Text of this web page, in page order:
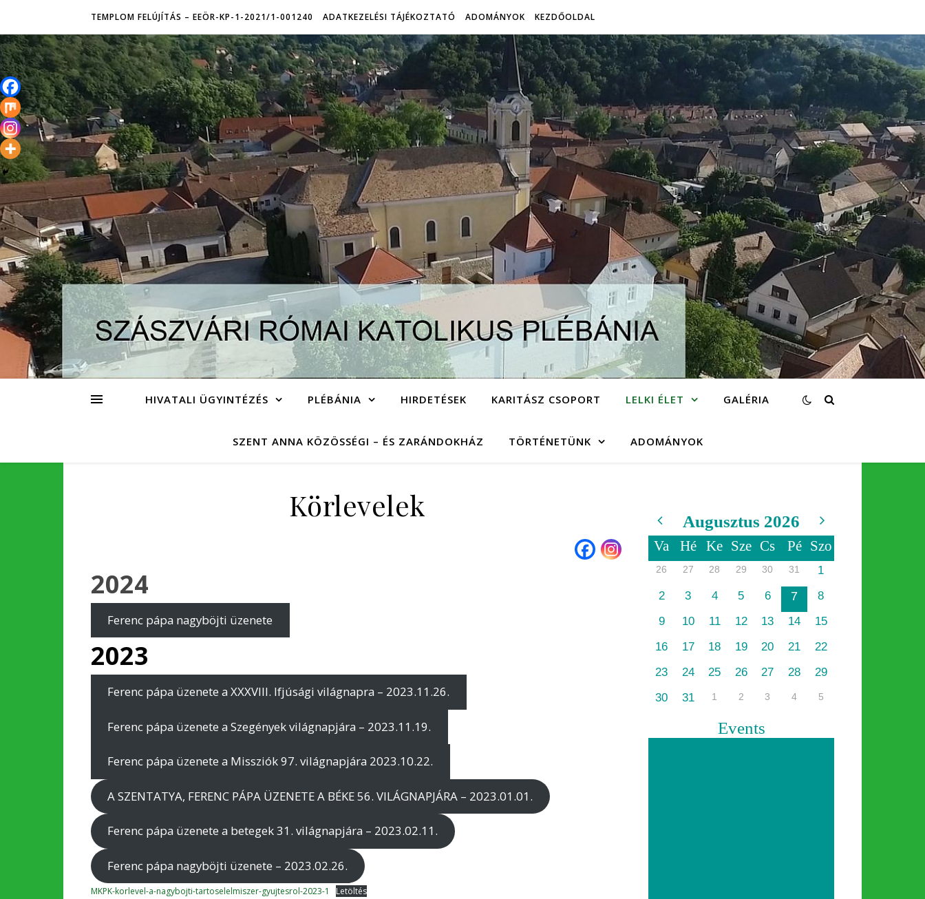
TEMPLOM FELÚJÍTÁS – EEÖR-KP-1-2021/1-001240 ADATKEZELÉSI TÁJÉKOZTATÓ ADOMÁNYOK KEZDŐOLDAL
HIVATALI ÜGYINTÉZÉS PLÉBÁNIA HIRDETÉSEK KARITÁSZ CSOPORT LELKI ÉLET GALÉRIA
SZENT ANNA KÖZÖSSÉGI – ÉS ZARÁNDOKHÁZ TÖRTÉNETÜNK ADOMÁNYOK
Körlevelek
2024
Ferenc pápa nagyböjti üzenete
2023
Ferenc pápa üzenete a XXXVIII. Ifjúsági világnapra – 2023.11.26.
Ferenc pápa üzenete a Szegények világnapjára – 2023.11.19.
Ferenc pápa üzenete a Missziók 97. világnapjára 2023.10.22.
A SZENTATYA, FERENC PÁPA ÜZENETE A BÉKE 56. VILÁGNAPJÁRA – 2023.01.01.
Ferenc pápa üzenete a betegek 31. világnapjára – 2023.02.11.
Ferenc pápa nagyböjti üzenete – 2023.02.26.
MKPK-korlevel-a-nagybojti-tartoselelmiszer-gyujtesrol-2023-1 Letöltés
Augusztus 2026
Va Hé Ke Sze Cs Pé Szo
26 27 28 29 30 31
1
2
3 4 5 6 7
8
9
10 11 12 13 14
15
16
17 18 19 20 21
22
23
24 25 26 27 28
29
30
31 1 2 3 4 5
Events